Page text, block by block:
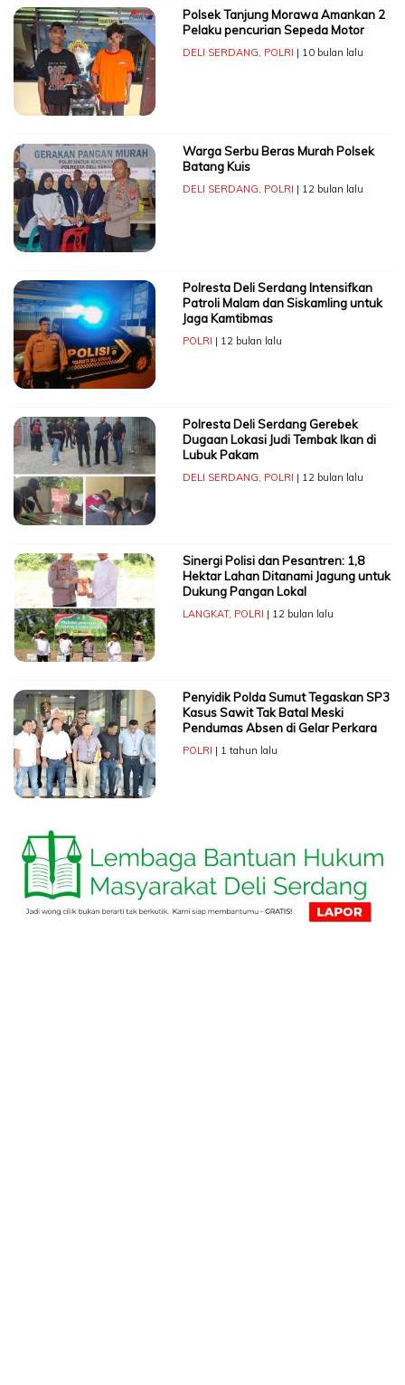
Polsek Tanjung Morawa Amankan 2
Pelaku pencurian Sepeda Motor
DELI SERDANG, POLRI | 10 bulan lalu
Warga Serbu Beras Murah Polsek
Batang Kuis
DELI SERDANG, POLRI | 12 bulan lalu
Polresta Deli Serdang Intensifkan
Patroli Malam dan Siskamling untuk
Jaga Kamtibmas
POLRI | 12 bulan lalu
Polresta Deli Serdang Gerebek
Dugaan Lokasi Judi Tembak Ikan di
Lubuk Pakam
DELI SERDANG, POLRI | 12 bulan lalu
Sinergi Polisi dan Pesantren: 1,8
Hektar Lahan Ditanami Jagung untuk
Dukung Pangan Lokal
LANGKAT, POLRI | 12 bulan lalu
Penyidik Polda Sumut Tegaskan SP3
Kasus Sawit Tak Batal Meski
Pendumas Absen di Gelar Perkara
POLRI | 1 tahun lalu